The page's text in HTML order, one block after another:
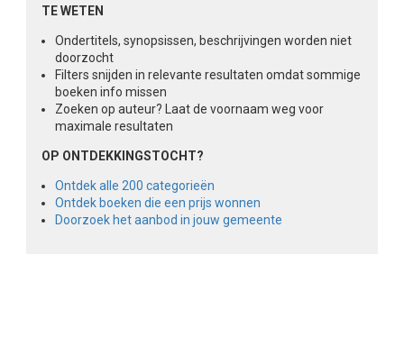
TE WETEN
Ondertitels, synopsissen, beschrijvingen worden niet
doorzocht
Filters snijden in relevante resultaten omdat sommige
boeken info missen
Zoeken op auteur? Laat de voornaam weg voor
maximale resultaten
OP ONTDEKKINGSTOCHT?
Ontdek alle 200 categorieën
Ontdek boeken die een prijs wonnen
Doorzoek het aanbod in jouw gemeente